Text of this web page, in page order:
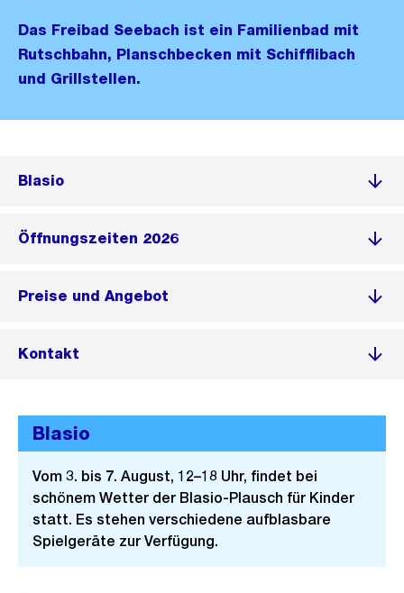
Das Freibad Seebach ist ein Familienbad mit
Rutschbahn, Planschbecken mit Schifflibach
und Grillstellen.
Blasio
Öffnungszeiten 2026
Preise und Angebot
Kontakt
Blasio
Vom 3. bis 7. August, 12–18 Uhr, findet bei
schönem Wetter der Blasio-Plausch für Kinder
statt. Es stehen verschiedene aufblasbare
Spielgeräte zur Verfügung.